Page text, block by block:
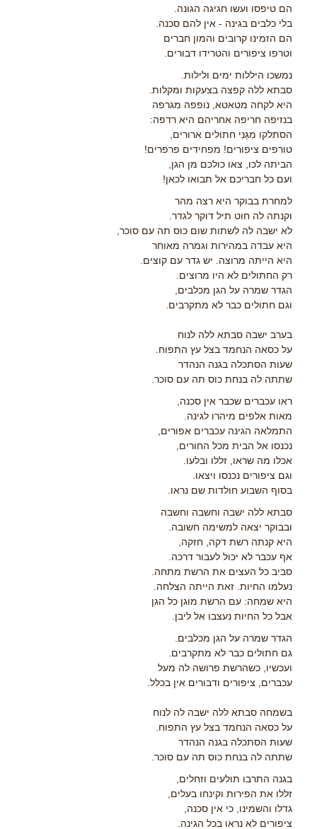
הם טיפסו ועשו חגיגה הגונה.
בלי כלבים בגינה - אין להם סכנה.
הם הזמינו קרובים והמון חברים
וטרפו ציפורים והטרידו דבורים.
נמשכו היללות ימים ולילות.
סבתא ללה קפצה בצעקות ומקלות.
היא לקחה מטאטא, נופפה מגרפה
בנזיפה חריפה אחריהם היא רדפה:
הסתלקו מִגַּנִי חתולים ארורים,
טורפים ציפורים! מפחידים פרפרים!
הביתה לכו, צאו כולכם מן הגן,
ועם כל חבריכם אל תבואו לכאן!
למחרת בבוקר היא רצה מהר
וקנתה לה חוט תיל דוקר לגדר.
לא ישבה לה לשתות שום כוס תה עם סוכר,
היא עבדה במהירות וגמרה מאוחר
היא הייתה מרוצה. יש גדר עם קוצים.
רק החתולים לא היו מרוצים.
הגדר שמרה על הגן מכלבים,
וגם חתולים כבר לא מתקרבים.
בערב ישבה סבתא ללה לנוח
על כסאה הנחמד בצל עץ התפוח.
שעות הסתכלה בגנה הנהדר
שתתה לה בנחת כוס תה עם סוכר.
ראו עכברים שכבר אין סכנה,
מאות אלפים מיהרו לגינה.
התמלאה הגינה עכברים אפורים,
נכנסו אל הבית מכל החורים,
אכלו מה שראו, זללו ובלעו.
וגם ציפורים נכנסו ויצאו.
בסוף השבוע חולדות שם נראו.
סבתא ללה ישבה וחשבה וחשבה
ובבוקר יצאה למשימה חשובה.
היא קנתה רשת דקה, חזקה,
אף עכבר לא יכול לעבור דרכה.
סביב כל העצים את הרשת מתחה.
נעלמו החיות. זאת הייתה הצלחה.
היא שמחה: עם הרשת מוגן כל הגן
אבל כל החיות נעצבו אל ליבן.
הגדר שמרה על הגן מכלבים.
גם חתולים כבר לא מתקרבים.
ועכשיו, כשהרשת פרושה לה מעל
עכברים, ציפורים ודבורים אין בכלל.
בשמחה סבתא ללה ישבה לה לנוח
על כסאה הנחמד בצל עץ התפוח.
שעות הסתכלה בגנה הנהדר
שתתה לה בנחת כוס תה עם סוכר.
בגנה התרבו תולעים וזחלים,
זללו את הפירות וקינחו בעלים,
גדלו והשמינו, כי אין סכנה,
ציפורים לא נראו בכל הגינה.